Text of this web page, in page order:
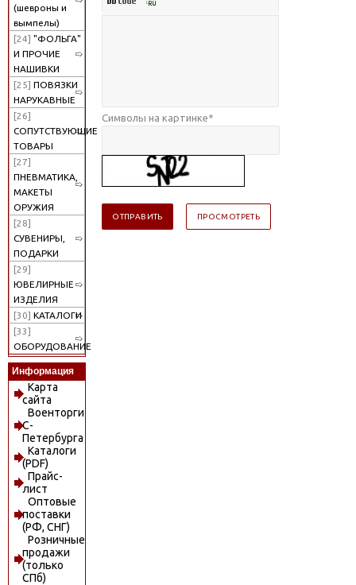
(шевроны и
вымпелы)
[24] "ФОЛЬГА"
И ПРОЧИЕ
НАШИВКИ
[25] ПОВЯЗКИ
НАРУКАВНЫЕ
[26]
СОПУТСТВУЮЩИЕ
ТОВАРЫ
[27]
ПНЕВМАТИКА,
МАКЕТЫ
ОРУЖИЯ
[28]
СУВЕНИРЫ,
ПОДАРКИ
[29]
ЮВЕЛИРНЫЕ
ИЗДЕЛИЯ
[30] КАТАЛОГИ
[33]
ОБОРУДОВАНИЕ
Информация
Карта
сайта
Военторги
С-
Петербурга
Каталоги
(PDF)
Прайс-
лист
Оптовые
поставки
(РФ, СНГ)
Розничные
продажи
(только
СПб)
Символы на картинке*